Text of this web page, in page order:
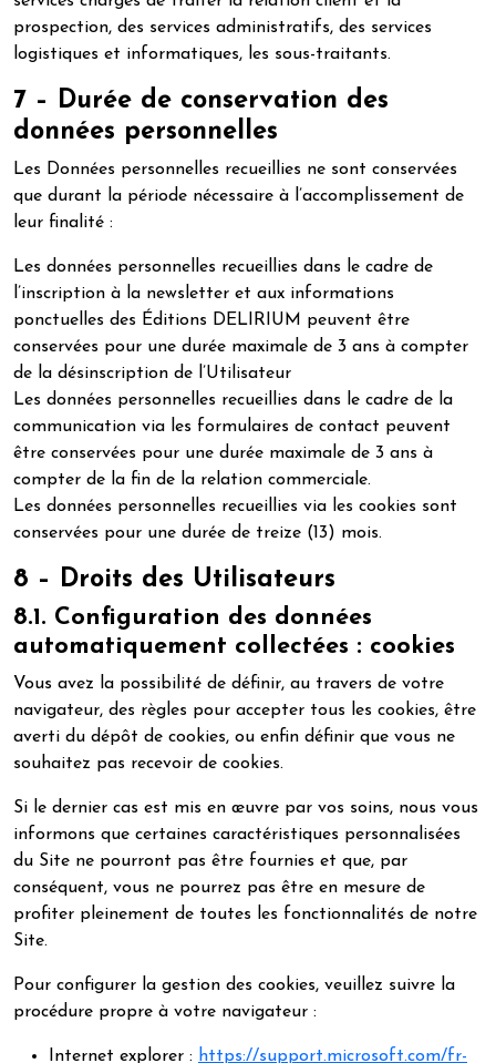
prospection, des services administratifs, des services
logistiques et informatiques, les sous-traitants.
7 – Durée de conservation des
données personnelles
Les Données personnelles recueillies ne sont conservées
que durant la période nécessaire à l’accomplissement de
leur finalité :
Les données personnelles recueillies dans le cadre de
l’inscription à la newsletter et aux informations
ponctuelles des Éditions DELIRIUM peuvent être
conservées pour une durée maximale de 3 ans à compter
de la désinscription de l’Utilisateur
Les données personnelles recueillies dans le cadre de la
communication via les formulaires de contact peuvent
être conservées pour une durée maximale de 3 ans à
compter de la fin de la relation commerciale.
Les données personnelles recueillies via les cookies sont
conservées pour une durée de treize (13) mois.
8 – Droits des Utilisateurs
8.1. Configuration des données
automatiquement collectées : cookies
Vous avez la possibilité de définir, au travers de votre
navigateur, des règles pour accepter tous les cookies, être
averti du dépôt de cookies, ou enfin définir que vous ne
souhaitez pas recevoir de cookies.
Si le dernier cas est mis en œuvre par vos soins, nous vous
informons que certaines caractéristiques personnalisées
du Site ne pourront pas être fournies et que, par
conséquent, vous ne pourrez pas être en mesure de
profiter pleinement de toutes les fonctionnalités de notre
Site.
Pour configurer la gestion des cookies, veuillez suivre la
procédure propre à votre navigateur :
Internet explorer : https://support.microsoft.com/fr-